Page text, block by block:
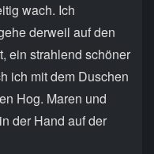
wach. Ich
derweil auf den
ein strahlend schöner
ich mit dem Duschen
Hog. Maren und
der Hand auf der